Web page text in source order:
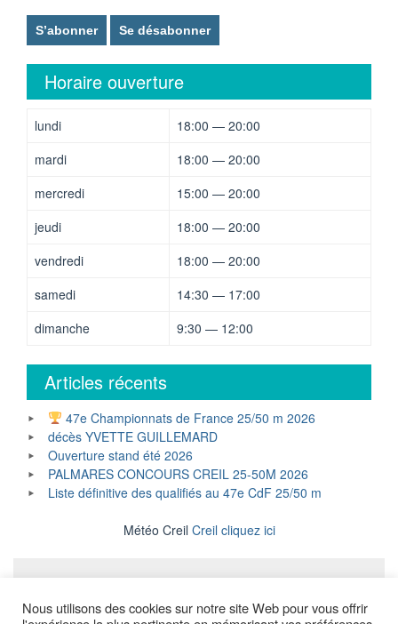
Horaire ouverture
lundi
18:00 — 20:00
mardi
18:00 — 20:00
mercredi
15:00 — 20:00
jeudi
18:00 — 20:00
vendredi
18:00 — 20:00
samedi
14:30 — 17:00
dimanche
9:30 — 12:00
Articles récents
47e Championnats de France 25/50 m 2026
décès YVETTE GUILLEMARD
Ouverture stand été 2026
PALMARES CONCOURS CREIL 25-50M 2026
Liste définitive des qualifiés au 47e CdF 25/50 m
Météo Creil Creil cliquez ici
Nous utilisons des cookies sur notre site Web pour vous offrir